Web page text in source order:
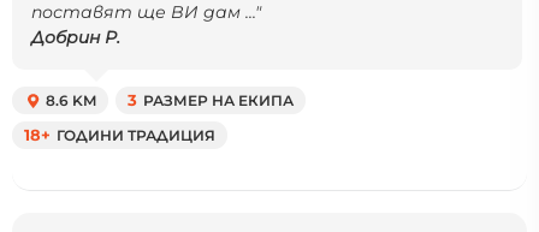
поставят ще ВИ дам ..."
Добрин Р.
8.6 KM 3 РАЗМЕР НА ЕКИПА
18+ ГОДИНИ ТРАДИЦИЯ